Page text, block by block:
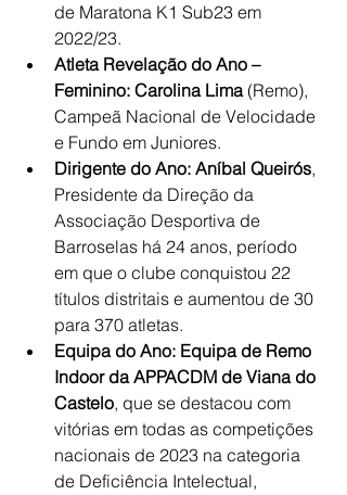
de Maratona K1 Sub23 em
2022/23.
Atleta Revelação do Ano –
Feminino: Carolina Lima (Remo),
Campeã Nacional de Velocidade
e Fundo em Juniores.
Dirigente do Ano: Aníbal Queirós,
Presidente da Direção da
Associação Desportiva de
Barroselas há 24 anos, período
em que o clube conquistou 22
títulos distritais e aumentou de 30
para 370 atletas.
Equipa do Ano: Equipa de Remo
Indoor da APPACDM de Viana do
Castelo, que se destacou com
vitórias em todas as competições
nacionais de 2023 na categoria
de Deficiência Intelectual,